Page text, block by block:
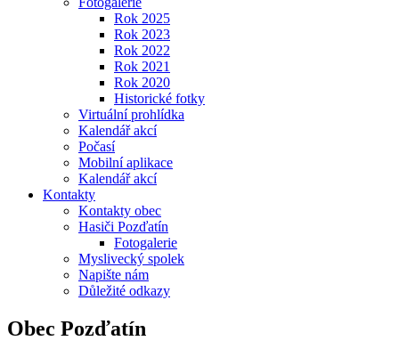
Rok 2025
Rok 2023
Rok 2022
Rok 2021
Rok 2020
Historické fotky
Virtuální prohlídka
Kalendář akcí
Počasí
Mobilní aplikace
Kalendář akcí
Kontakty
Kontakty obec
Hasiči Pozďatín
Fotogalerie
Myslivecký spolek
Napište nám
Důležité odkazy
Obec Pozďatín